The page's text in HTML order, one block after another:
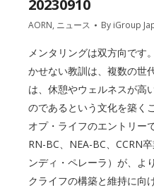
20230910
AORN, ニュース By iGroup
メンタリングは双方向です
かせない教訓は、複数の世
は、休憩やウェルネスが高
のであるという文化を築く
オプ・ライフのエントリー
RN-BC、NEA-BC、CCRN
ンディ・ペレーラ）が、よ
クライフの構築と維持に向